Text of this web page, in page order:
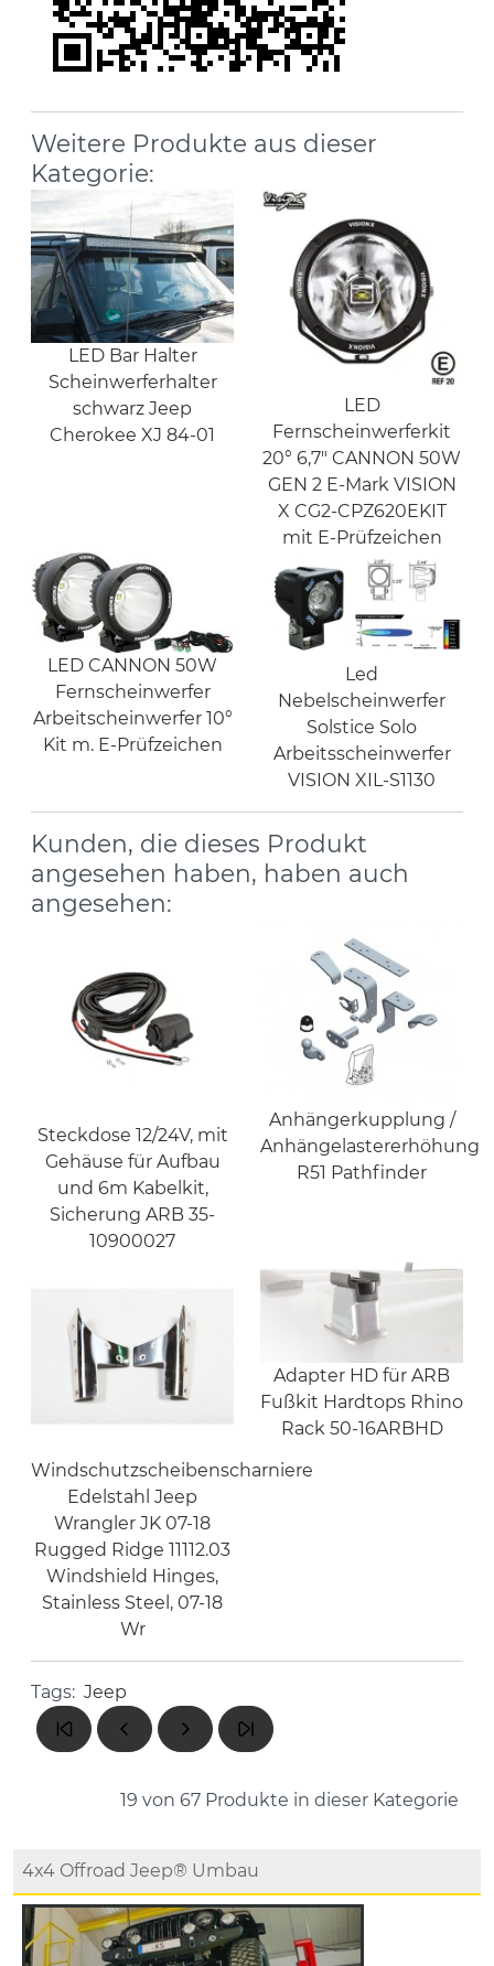
Weitere Produkte aus dieser
Kategorie:
LED Bar Halter
Scheinwerferhalter
schwarz Jeep
Cherokee XJ 84-01
LED
Fernscheinwerferkit
20° 6,7" CANNON 50W
GEN 2 E-Mark VISION
X CG2-CPZ620EKIT
mit E-Prüfzeichen
LED CANNON 50W
Fernscheinwerfer
Arbeitscheinwerfer 10°
Kit m. E-Prüfzeichen
Led
Nebelscheinwerfer
Solstice Solo
Arbeitsscheinwerfer
VISION XIL-S1130
Kunden, die dieses Produkt
angesehen haben, haben auch
angesehen:
Steckdose 12/24V, mit
Gehäuse für Aufbau
und 6m Kabelkit,
Sicherung ARB 35-
10900027
Anhängerkupplung /
Anhängelastererhöhung
R51 Pathfinder
Windschutzscheibenscharniere
Edelstahl Jeep
Wrangler JK 07-18
Rugged Ridge 11112.03
Windshield Hinges,
Stainless Steel, 07-18
Wr
Adapter HD für ARB
Fußkit Hardtops Rhino
Rack 50-16ARBHD
Tags: Jeep
19 von 67 Produkte in dieser Kategorie
4x4 Offroad Jeep® Umbau